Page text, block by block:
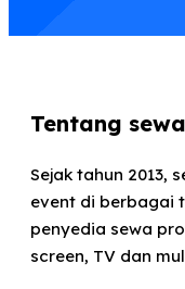
Tentang
Sejak tahun 2013,
event di berbagai
penyedia sewa
screen, TV dan